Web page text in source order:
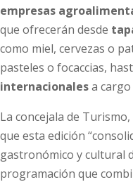
empresas
que ofrecerán desde
como miel, cervezas o
pasteles o focaccias,
internacionalesa
La concejala de Turismo,
que esta edición
gastronómico y cultural
programación que